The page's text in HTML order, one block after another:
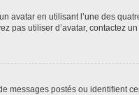
avatar en utilisant l’une des
pas utiliser d’avatar, contactez
messages postés ou